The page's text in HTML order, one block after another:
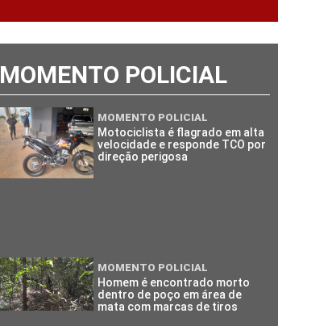
MOMENTO POLICIAL
MOMENTO POLICIAL
Motociclista é flagrado em alta
velocidade e responde TCO por
direção perigosa
MOMENTO POLICIAL
Homem é encontrado morto
dentro de poço em área de
mata com marcas de tiros